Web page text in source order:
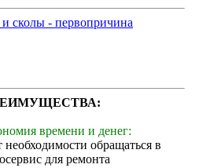
сколы - первопричина
времени и денег:
необходимости обращаться в
для ремонта